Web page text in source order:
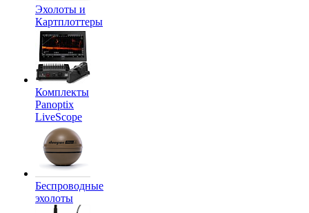
Эхолоты и
Картплоттеры
Комплекты
Panoptix
LiveScope
Беспроводные
эхолоты